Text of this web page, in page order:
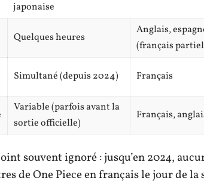
japonaise
Quelques heures
Anglais,
(français
Simultané (depuis 2024) Français
Variable (parfois avant la
sortie officielle)
Français,
souvent ignoré : jusqu’en 2024,
de One Piece en français le jour de la